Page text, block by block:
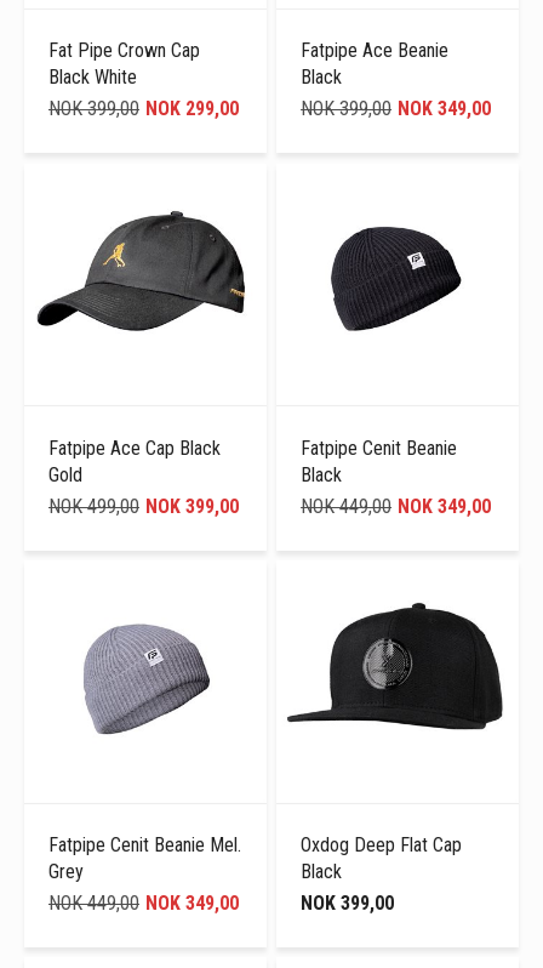
Fat Pipe Crown Cap
Black White
NOK 299,00
NOK 399,00
Fatpipe Ace Beanie
Black
NOK 349,00
NOK 399,00
Fatpipe Ace Cap Black
Gold
NOK 399,00
NOK 499,00
Fatpipe Cenit Beanie
Black
NOK 349,00
NOK 449,00
Fatpipe Cenit Beanie Mel.
Grey
NOK 349,00
NOK 449,00
Oxdog Deep Flat Cap
Black
NOK 399,00